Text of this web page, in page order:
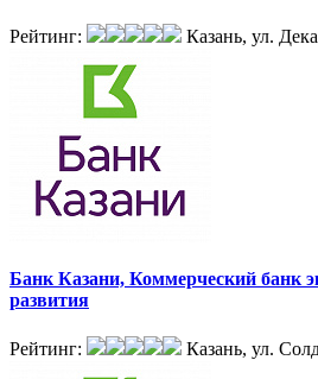
Рейтинг: Казань, ул.
Банк Казани, Коммерческий банк
развития
Рейтинг: Казань, ул.